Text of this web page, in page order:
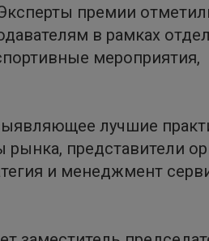
премии
в рамках
мероприятия,
лучшие
представители
и менеджмент